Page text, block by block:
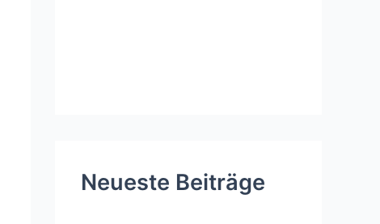
Neueste Beiträge